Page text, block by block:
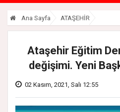
Ana Sayfa ATAŞEHİR
Ataşehir Eğitim
değişimi. Yeni
02 Kasım, 2021, Salı 12:55